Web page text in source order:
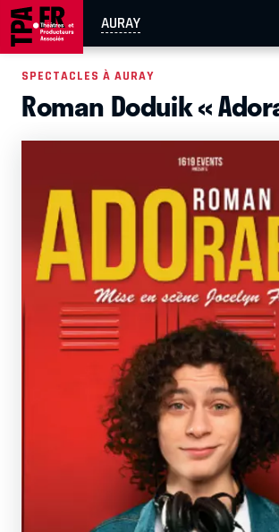
AURAY
AIX-MARSEILLE
EN TOURNÉE
SPECTACLES À AURAY
Roman Doduik «